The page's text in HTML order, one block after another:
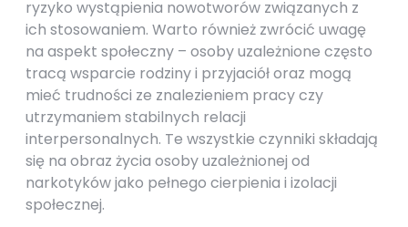
ryzyko wystąpienia nowotworów związanych z
ich stosowaniem. Warto również zwrócić uwagę
na aspekt społeczny – osoby uzależnione często
tracą wsparcie rodziny i przyjaciół oraz mogą
mieć trudności ze znalezieniem pracy czy
utrzymaniem stabilnych relacji
interpersonalnych. Te wszystkie czynniki składają
się na obraz życia osoby uzależnionej od
narkotyków jako pełnego cierpienia i izolacji
społecznej.